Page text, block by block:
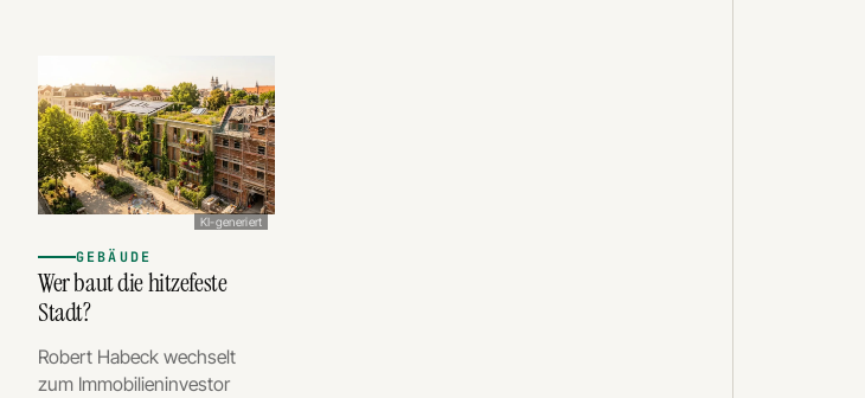
KI-generiert
GEBÄUDE
Wer baut die hitzefeste
Stadt?
Robert Habeck wechselt
zum Immobilieninvestor